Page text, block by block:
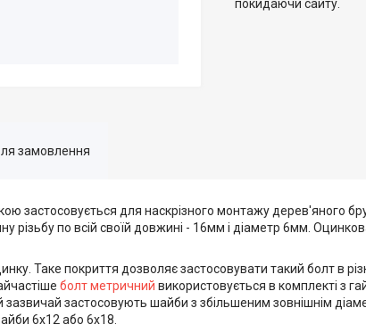
покидаючи сайту.
замовлення
застосовується для наскрізного монтажу дерев'яного
різьбу по всій своїй довжині - 16мм і діаметр 6мм.
Таке покриття дозволяє застосовувати такий болт в
болт метричний використовується в комплекті з
застосовують шайби з збільшеним зовнішнім
6х12 або 6х18.